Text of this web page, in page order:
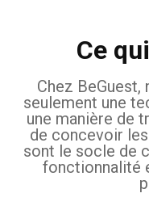
Ce
Chez BeGuest,
seulement une
une manière de
de concevoir
sont le socle de
fonctionnalité